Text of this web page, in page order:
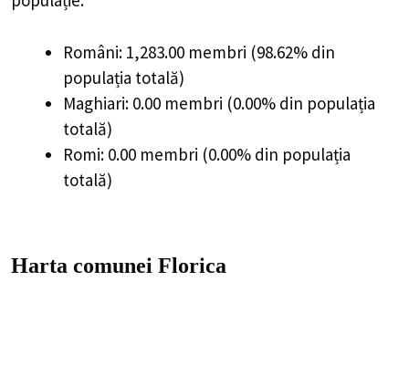
Români: 1,283.00 membri (98.62% din
populația totală)
Maghiari: 0.00 membri (0.00% din populația
totală)
Romi: 0.00 membri (0.00% din populația
totală)
Harta comunei Florica